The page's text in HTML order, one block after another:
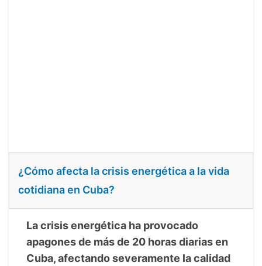
¿Cómo afecta la crisis energética a la vida
cotidiana en Cuba?
La crisis energética ha provocado
apagones de más de 20 horas diarias en
Cuba, afectando severamente la calidad